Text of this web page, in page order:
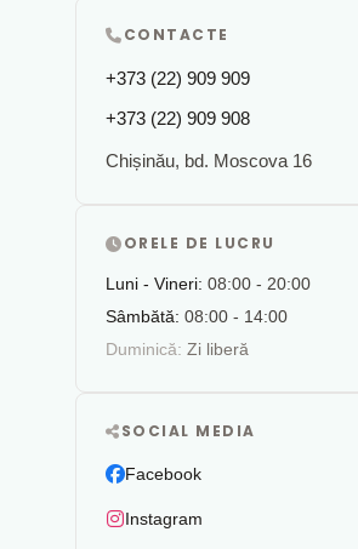
CONTACTE
+373 (22) 909 909
+373 (22) 909 908
Chișinău, bd. Moscova 16
ORELE DE LUCRU
Luni - Vineri: 08:00 - 20:00
Sâmbătă: 08:00 - 14:00
Duminică: Zi liberă
SOCIAL MEDIA
Facebook
Instagram